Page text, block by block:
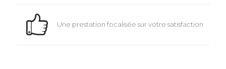
Une prestation focalisée sur votre satisfaction